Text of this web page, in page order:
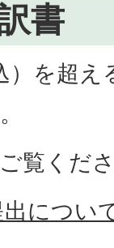
書
）を超
覧くだ
につい